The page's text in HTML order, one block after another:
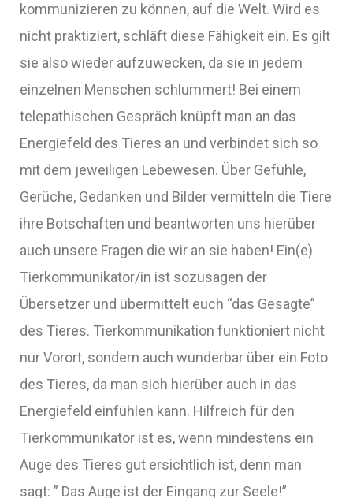
kommunizieren zu können, auf die Welt. Wird es
nicht praktiziert, schläft diese Fähigkeit ein. Es gilt
sie also wieder aufzuwecken, da sie in jedem
einzelnen Menschen schlummert! Bei einem
telepathischen Gespräch knüpft man an das
Energiefeld des Tieres an und verbindet sich so
mit dem jeweiligen Lebewesen. Über Gefühle,
Gerüche, Gedanken und Bilder vermitteln die Tiere
ihre Botschaften und beantworten uns hierüber
auch unsere Fragen die wir an sie haben! Ein(e)
Tierkommunikator/in ist sozusagen der
Übersetzer und übermittelt euch “das Gesagte”
des Tieres. Tierkommunikation funktioniert nicht
nur Vorort, sondern auch wunderbar über ein Foto
des Tieres, da man sich hierüber auch in das
Energiefeld einfühlen kann. Hilfreich für den
Tierkommunikator ist es, wenn mindestens ein
Auge des Tieres gut ersichtlich ist, denn man
sagt: ” Das Auge ist der Eingang zur Seele!”